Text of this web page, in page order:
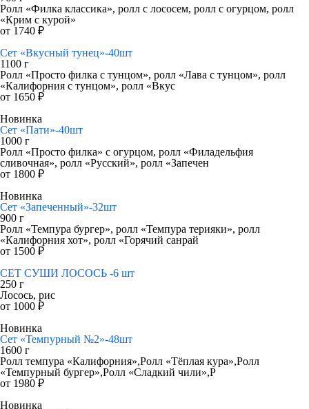
Ролл «Филка классика», ролл с лососем, ролл с огурцом, ролл
«Крим с курой»
от 1740 ₽
Сет «Вкусный тунец»-40шт
1100 г
Ролл «Просто филка с тунцом», ролл «Лава с тунцом», ролл
«Калифорния с тунцом», ролл «Вкус
от 1650 ₽
Новинка
Сет «Пати»-40шт
1000 г
Ролл «Просто филка» с огурцом, ролл «Филадельфия
сливочная», ролл «Русский», ролл «Запечен
от 1800 ₽
Новинка
Сет «Запеченный»-32шт
900 г
Ролл «Темпура бургер», ролл «Темпура терияки», ролл
«Калифорния хот», ролл «Горячий санрай
от 1500 ₽
СЕТ СУШИ ЛОСОСЬ -6 шт
250 г
Лосось, рис
от 1000 ₽
Новинка
Сет «Темпурный №2»-48шт
1600 г
Ролл темпура «Калифорния»,Ролл «Тёплая кура»,Ролл
«Темпурный бургер»,Ролл «Сладкий чили»,Р
от 1980 ₽
Новинка